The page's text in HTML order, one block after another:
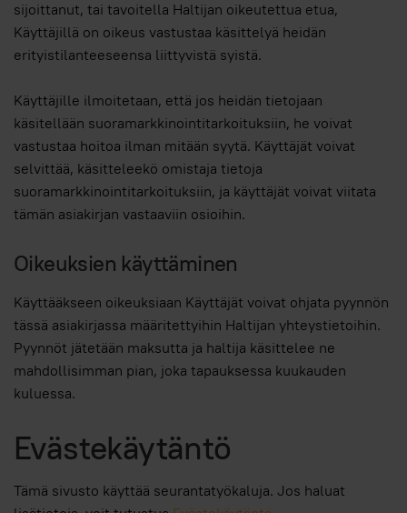
sijoittanut, tai tavoitella Haltijan oikeutettua etua,
Käyttäjillä on oikeus vastustaa käsittelyä heidän
erityistilanteeseensa liittyvistä syistä.
Käyttäjille ilmoitetaan, että jos heidän tietojaan
käsitellään suoramarkkinointitarkoituksiin, he voivat
vastustaa hoitoa ilman mitään syytä. Käyttäjät voivat
selvittää, käsitteleekö omistaja tietoja
suoramarkkinointitarkoituksiin, ja käyttäjät voivat viitata
tämän asiakirjan vastaaviin osioihin.
Oikeuksien käyttäminen
Käyttääkseen oikeuksiaan Käyttäjät voivat ohjata pyynnön
tässä asiakirjassa määritettyihin Haltijan yhteystietoihin.
Pyynnöt jätetään maksutta ja haltija käsittelee ne
mahdollisimman pian, joka tapauksessa kuukauden
kuluessa.
Evästekäytäntö
Tämä sivusto käyttää seurantatyökaluja. Jos haluat